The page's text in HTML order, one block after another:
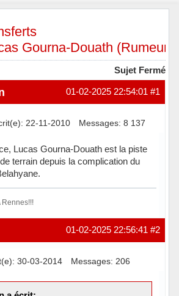
Gourna-Douath (Rumeur)
Sujet Fermé
#1
01-02-2025 22:54:01
22-11-2010 Messages: 8 137
Lucas Gourna-Douath est la piste
terrain depuis la complication du
Rennes!!!
#2
01-02-2025 22:56:41
30-03-2014 Messages: 206